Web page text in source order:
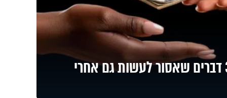
הלוואה בין חברים? 3 דברים שאסור לעשות גם אחרי